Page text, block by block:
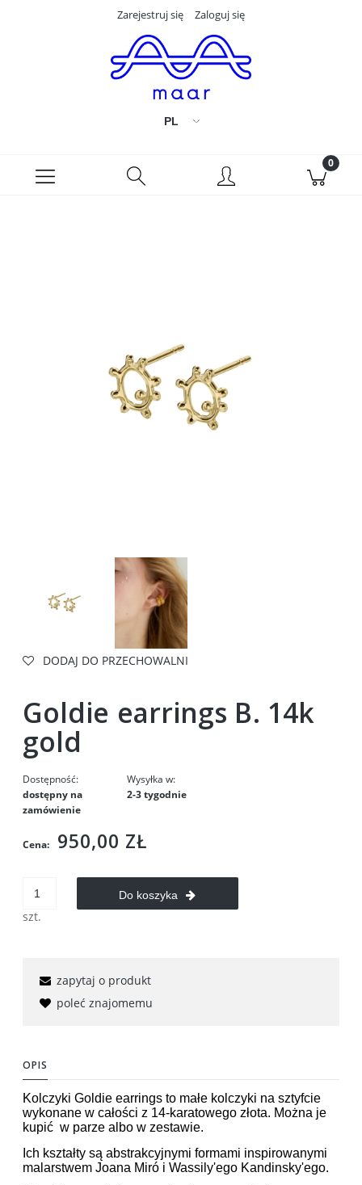
Zarejestruj się Zaloguj się
DODAJ DO PRZECHOWALNI
Goldie earrings B. 14k
gold
Dostępność:
dostępny na
zamówienie
Wysyłka w:
2-3 tygodnie
Cena: 950,00 ZŁ
szt.
Do koszyka
zapytaj o produkt
poleć znajomemu
OPIS
Kolczyki Goldie earrings to małe kolczyki na sztyfcie
wykonane w całości z 14-karatowego złota. Można je
kupić w parze albo w zestawie.
Ich kształty są abstrakcyjnymi formami inspirowanymi
malarstwem Joana Miró i Wassily'ego Kandinsky'ego.